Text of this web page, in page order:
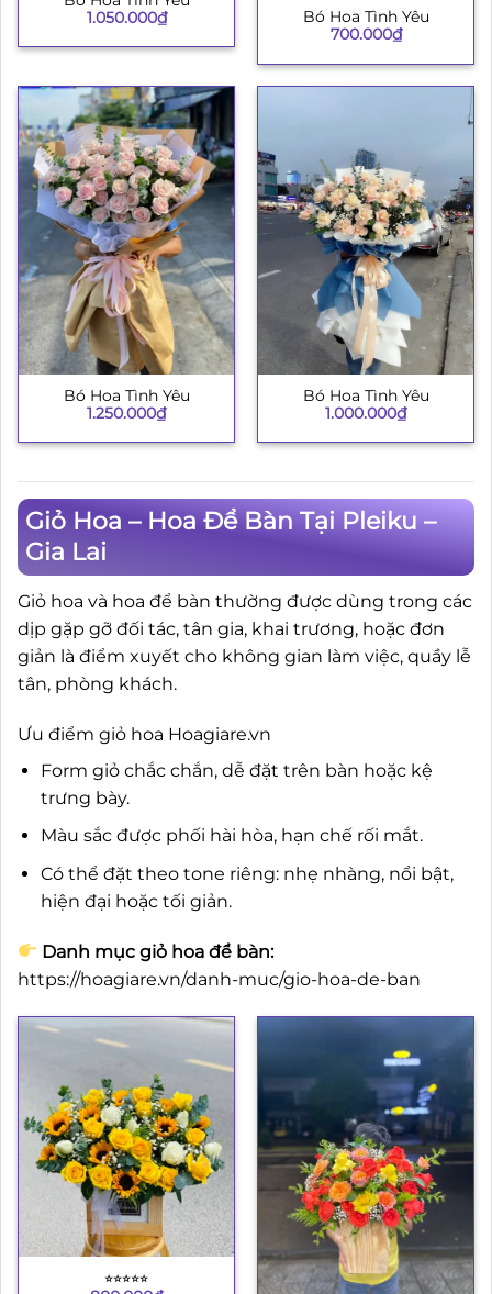
1.050.000₫
Bó Hoa Tình Yêu
700.000₫
Bó Hoa Tình Yêu
1.250.000₫
Bó Hoa Tình Yêu
1.000.000₫
Giỏ Hoa – Hoa Để Bàn Tại Pleiku –
Gia Lai
Giỏ hoa và hoa để bàn thường được dùng trong các
dịp gặp gỡ đối tác, tân gia, khai trương, hoặc đơn
giản là điểm xuyết cho không gian làm việc, quầy lễ
tân, phòng khách.
Ưu điểm giỏ hoa Hoagiare.vn
Form giỏ chắc chắn, dễ đặt trên bàn hoặc kệ
trưng bày.
Màu sắc được phối hài hòa, hạn chế rối mắt.
Có thể đặt theo tone riêng: nhẹ nhàng, nổi bật,
hiện đại hoặc tối giản.
Danh mục giỏ hoa để bàn:
https://hoagiare.vn/danh-muc/gio-hoa-de-ban
⭐︎⭐︎⭐︎⭐︎⭐︎